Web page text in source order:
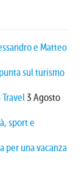
e Matteo
sul turismo
3 Agosto
sport e
per una vacanza